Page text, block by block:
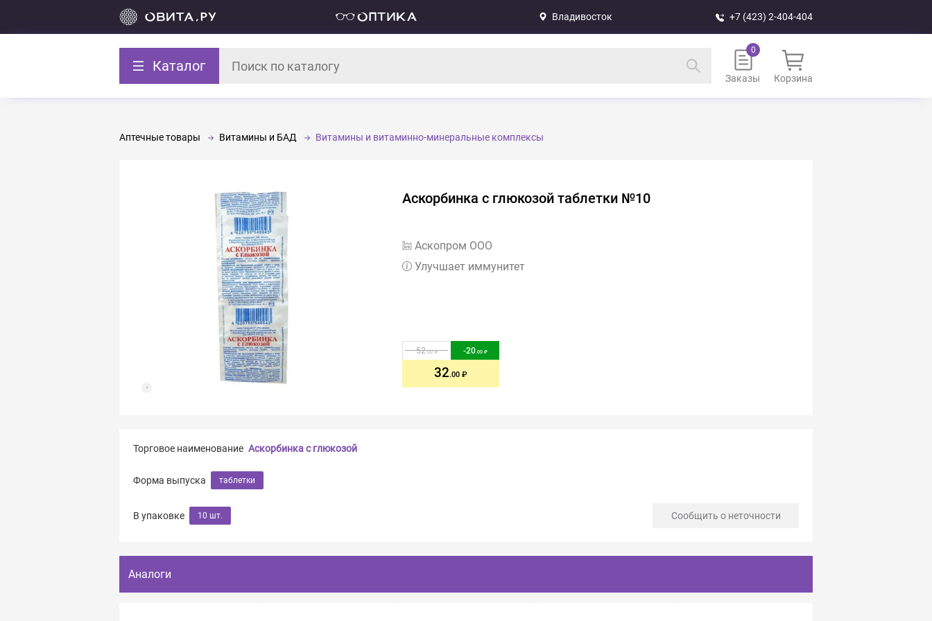
Владивосток +7 (423) 2-404-404
Каталог
Заказы Корзина
Аптечные товары Витамины и БАД Витамины и витаминно-минеральные комплексы
Аскорбинка с глюкозой таблетки №10
Аскопром ООО
Улучшает иммунитет
52.00 -20.00
32.00
Торговое наименование Аскорбинка с глюкозой
Форма выпуска таблетки
В упаковке 10 шт. Сообщить о неточности
Аналоги